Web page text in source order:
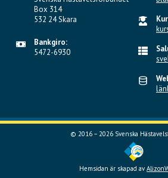
Box 314
532 24 Skara
Bankgiro:
5472-6930
© 2016 – 2026 Svenska
Hemsidan är skapad av